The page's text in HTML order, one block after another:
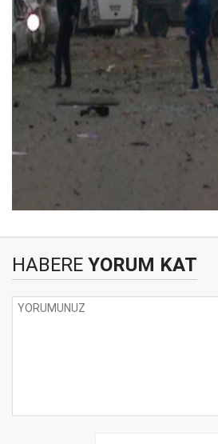
HABERE YORUM KAT